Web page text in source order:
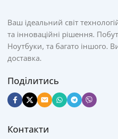
Ваш ідеальний світ
та інноваційні рішення.
Ноутбуки, та багато іншого.
доставка.
Поділитись
Контакти